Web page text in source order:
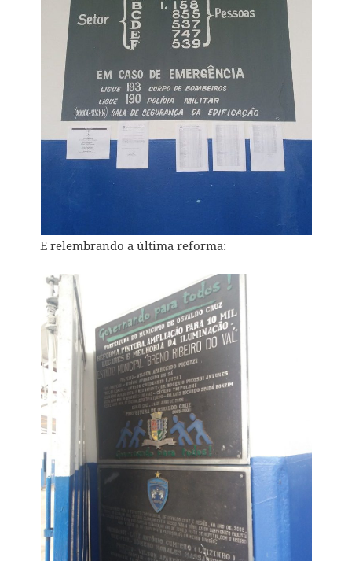
E relembrando a última reforma: